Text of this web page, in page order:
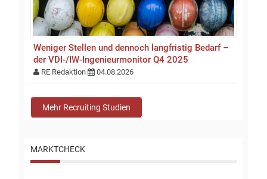
Weniger Stellen und dennoch langfristig Bedarf –
der VDI-/IW-Ingenieurmonitor Q4 2025
RE Redaktion 04.08.2026
Mehr Recruiting Studien
MARKTCHECK